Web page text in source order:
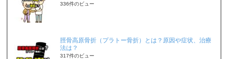
336件のビュー
脛骨高原骨折（プラトー骨折）とは？原因や症状、治療
法は？
317件のビュー